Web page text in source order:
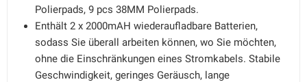
Polierpads, 9 pcs 38MM Polierpads.
Enthält 2 x 2000mAH wiederaufladbare Batterien,
sodass Sie überall arbeiten können, wo Sie möchten,
ohne die Einschränkungen eines Stromkabels. Stabile
Geschwindigkeit, geringes Geräusch, lange